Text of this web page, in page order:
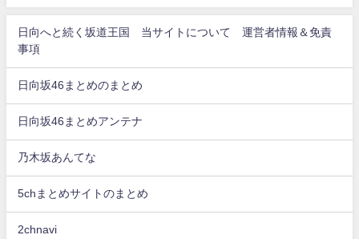
日向へと続く坂道王国 当サイトについて 運営者情報＆免責
事項
日向坂46まとめのまとめ
日向坂46まとめアンテナ
乃木坂あんてな
5chまとめサイトのまとめ
2chnavi